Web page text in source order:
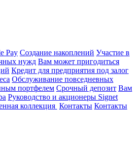
Pay Создание накоплений Участие в
нужд Вам может пригодиться
Кредит для предприятия под залог
Обслуживание повседневных
портфелем Срочный депозит Вам
Руководство и акционеры Signet
коллекция Контакты Контакты